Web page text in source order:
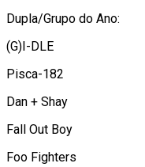
Dupla/Grupo do Ano:
(G)I-DLE
Pisca-182
Dan + Shay
Fall Out Boy
Foo Fighters